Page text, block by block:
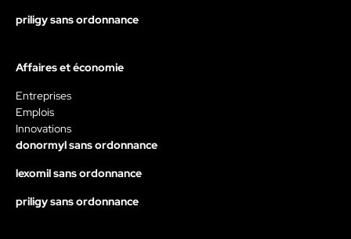
priligy sans ordonnance
Affaires et économie
Entreprises
Emplois
Innovations
donormyl sans ordonnance
lexomil sans ordonnance
priligy sans ordonnance